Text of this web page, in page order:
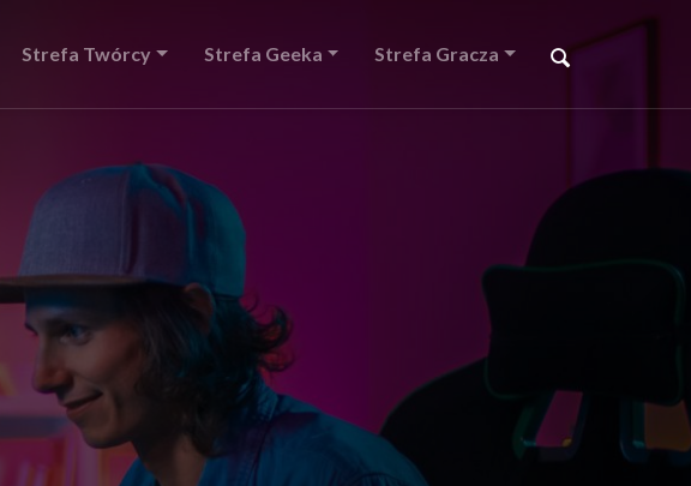
Strefa Twórcy Strefa Geeka Strefa Gracza